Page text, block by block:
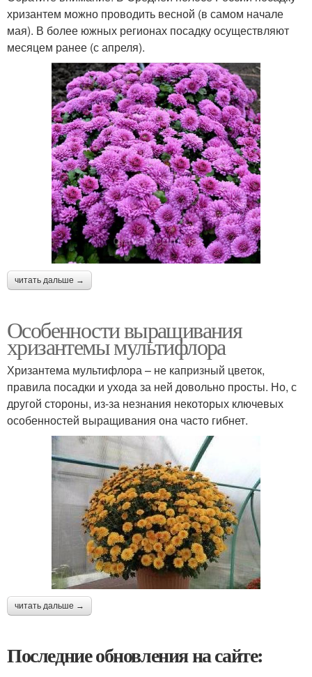
хризантем можно проводить весной (в самом начале
мая). В более южных регионах посадку осуществляют
месяцем ранее (с апреля).
читать дальше →
Особенности выращивания
хризантемы мультифлора
Хризантема мультифлора – не капризный цветок,
правила посадки и ухода за ней довольно просты. Но, с
другой стороны, из-за незнания некоторых ключевых
особенностей выращивания она часто гибнет.
читать дальше →
Последние обновления на сайте: